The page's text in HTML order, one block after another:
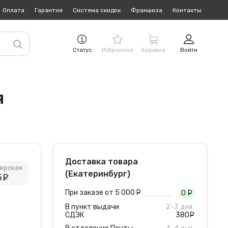
Оплата Гарантия Система скидок Франшиза Контакты
Статус Избранное Корзина Войти
Доставка товара
(Екатеринбург)
При заказе от 5 000 0
В пункт выдачи
СДЭК
2-3 дня
380